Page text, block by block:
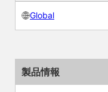
Global
製品情報